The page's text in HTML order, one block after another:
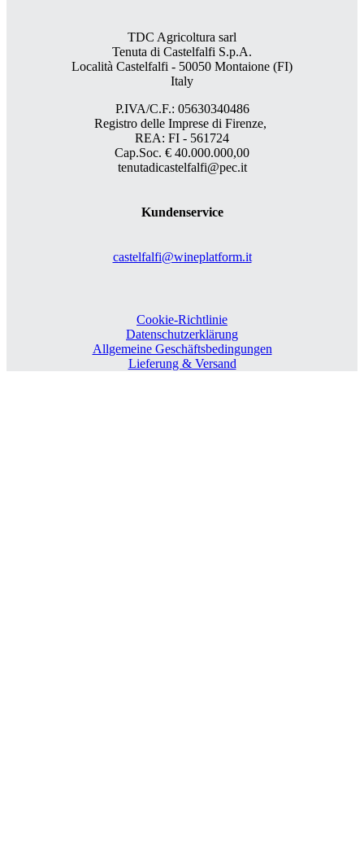
TDC Agricoltura sarl
Tenuta di Castelfalfi S.p.A.
Località Castelfalfi - 50050 Montaione (FI)
Italy
P.IVA/C.F.: 05630340486
Registro delle Imprese di Firenze,
REA: FI - 561724
Cap.Soc. € 40.000.000,00
tenutadicastelfalfi@pec.it
Kundenservice
castelfalfi@wineplatform.it
Cookie-Richtlinie
Datenschutzerklärung
Allgemeine Geschäftsbedingungen
Lieferung & Versand